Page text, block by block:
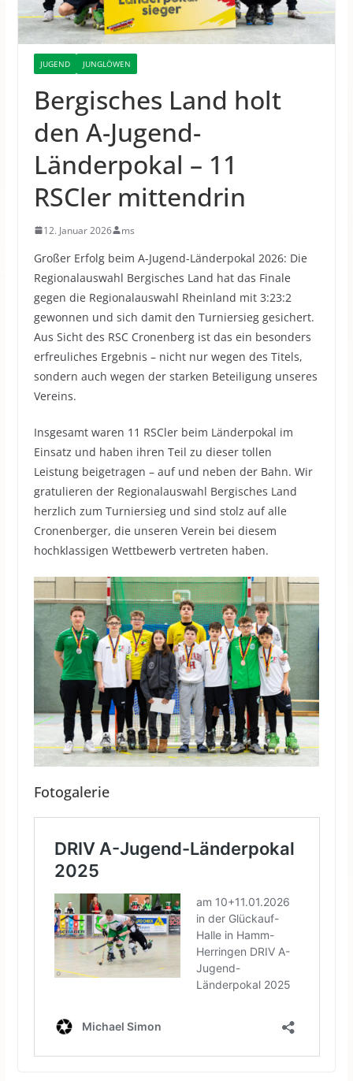
JUGEND JUNGLÖWEN
Bergisches Land holt
den A-Jugend-
Länderpokal – 11
RSCler mittendrin
12. Januar 2026 ms
Großer Erfolg beim A-Jugend-Länderpokal 2026: Die
Regionalauswahl Bergisches Land hat das Finale
gegen die Regionalauswahl Rheinland mit 3:23:2
gewonnen und sich damit den Turniersieg gesichert.
Aus Sicht des RSC Cronenberg ist das ein besonders
erfreuliches Ergebnis – nicht nur wegen des Titels,
sondern auch wegen der starken Beteiligung unseres
Vereins.
Insgesamt waren 11 RSCler beim Länderpokal im
Einsatz und haben ihren Teil zu dieser tollen
Leistung beigetragen – auf und neben der Bahn. Wir
gratulieren der Regionalauswahl Bergisches Land
herzlich zum Turniersieg und sind stolz auf alle
Cronenberger, die unseren Verein bei diesem
hochklassigen Wettbewerb vertreten haben.
Fotogalerie